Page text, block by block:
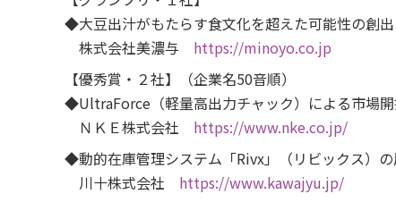
◆大豆出汁がもたらす食文化を超えた可能性の創出
株式会社美濃与 https://minoyo.co.jp
【優秀賞・２社】（企業名50音順）
◆UltraForce（軽量高出力チャック）による市場
ＮＫＥ株式会社 https://www.nke.co.jp/
◆動的在庫管理システム「Rivx」（リビックス）
川十株式会社 https://www.kawajyu.jp/